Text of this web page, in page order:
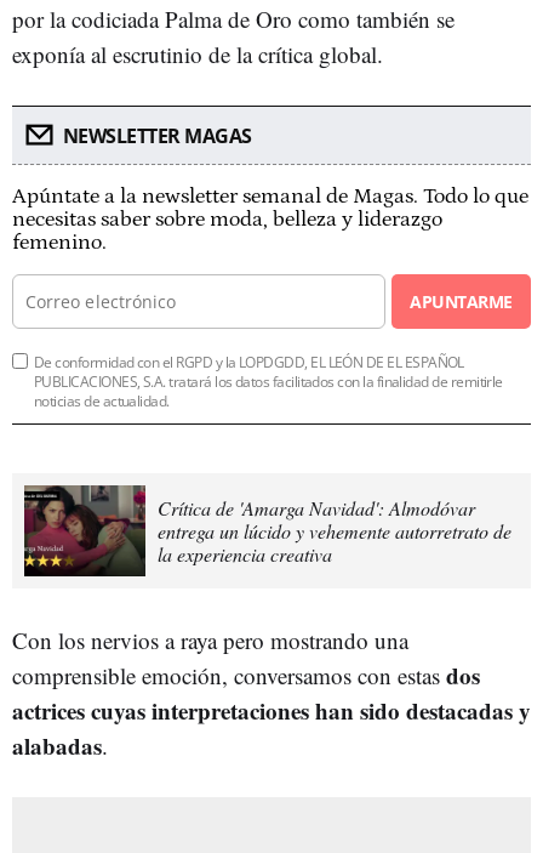
por la codiciada Palma de Oro como también se
exponía al escrutinio de la crítica global.
NEWSLETTER MAGAS
Apúntate a la newsletter semanal de Magas. Todo lo que
necesitas saber sobre moda, belleza y liderazgo
femenino.
APUNTARME
De conformidad con el RGPD y la LOPDGDD, EL LEÓN DE EL ESPAÑOL
PUBLICACIONES, S.A. tratará los datos facilitados con la finalidad de remitirle
noticias de actualidad.
Crítica de 'Amarga Navidad': Almodóvar
entrega un lúcido y vehemente autorretrato de
la experiencia creativa
Con los nervios a raya pero mostrando una
comprensible emoción, conversamos con estas dos
actrices cuyas interpretaciones han sido destacadas y
alabadas.